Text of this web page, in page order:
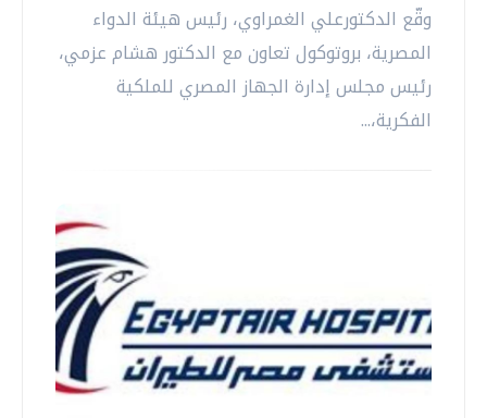
وقّع الدكتورعلي الغمراوي، رئيس هيئة الدواء
المصرية، بروتوكول تعاون مع الدكتور هشام عزمي،
رئيس مجلس إدارة الجهاز المصري للملكية
الفكرية،...